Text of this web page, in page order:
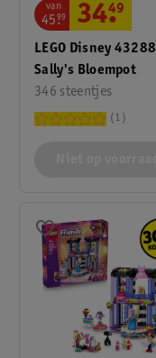
LEGO Disney 43288
Sally's Bloempot
346 steentjes
van
45.
99 34.
49
1